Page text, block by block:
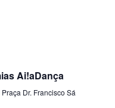
Ai!aDança
Praça Dr. Francisco Sá